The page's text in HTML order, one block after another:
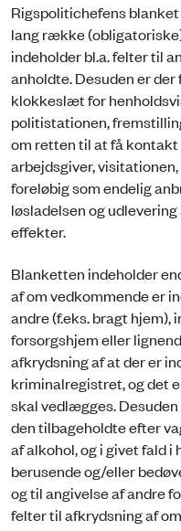
Rigspolitichefens
lang række
indeholder bl.a. felter til
anholdte. Desuden er
klokkeslæt for
politistationen,
om retten til at få
arbejdsgiver,
foreløbig som endelig
løsladelsen og
effekter.
Blanketten indeholder
af om vedkommende er
andre (f.eks. bragt
forsorgshjem eller
afkrydsning af at der er
kriminalregistret, og det
skal vedlægges.
den tilba­geholdte efter
af alkohol, og i givet fald i
berusende og/eller
og til angivelse af andre
felter til afkrydsning af